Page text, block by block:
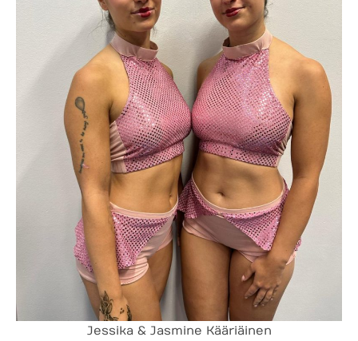
Jessika & Jasmine Kääriäinen